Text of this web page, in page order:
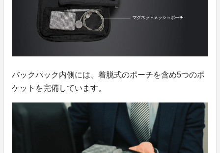
バックパック内側には、着脱式のポーチを含め5つのポ
ケットを完備しています。